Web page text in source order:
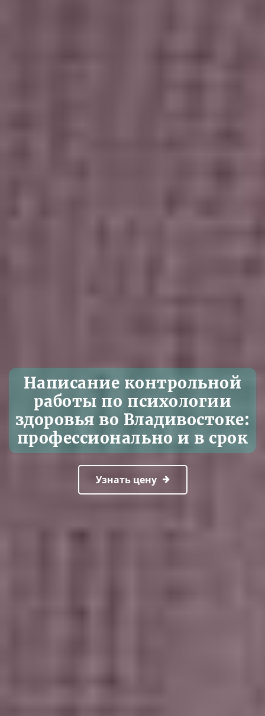
Написание контрольной
работы по психологии
здоровья во Владивостоке:
профессионально и в срок
Узнать цену